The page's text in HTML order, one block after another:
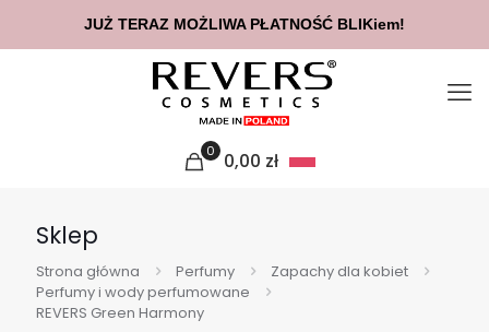
0 0,00 zł
Sklep
Strona główna Perfumy
Zapachy dla kobiet
Perfumy i wody perfumowane
REVERS Green Harmony
JUŻ TERAZ MOŻLIWA PŁATNOŚĆ BLIKiem!